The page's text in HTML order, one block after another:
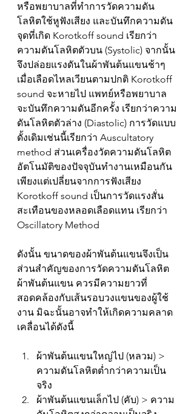
หรือพยาบาลที่ทำการวัดความดัน
โลหิตใช้หูฟังเสียง และบันทึกความดัน
จุดที่เกิด Korotkoff sound เรียกว่า
ความดันโลหิตตัวบน (Systolic) จากนั้น
จึงปล่อยแรงดันในผ้าพันต้นแขนช้าๆ
เมื่อเลือดไหลเวียนตามปกติ Korotkoff
sound จะหายไป แพทย์หรือพยาบาล
จะบันทึกความดันอีกครั้ง เรียกว่าความ
ดันโลหิตตัวล่าง (Diastolic) การวัดแบบ
ดั้งเดิมเช่นนี้เรียกว่า Auscultatory
method ส่วนเครื่องวัดความดันโลหิต
อัตโนมัติของปัจจุบันทำงานเหมือนกัน
เพียงแต่เปลี่ยนจากการฟังเสียง
Korotkoff sound เป็นการวัดแรงสั่น
สะเทือนของหลอดเลือดแทน เรียกว่า
Oscillatory Method
ดังนั้น ขนาดของผ้าพันต้นแขนจึงเป็น
ส่วนสำคัญของการวัดความดันโลหิต
ผ้าพันต้นแขน ควรมีความยาวที่
สอดคล้องกับเส้นรอบวงแขนของผู้ใช้
งาน มิฉะนั้นอาจทำให้เกิดความคลาด
เคลื่อนได้ดังนี้
ผ้าพันต้นแขนใหญ่ไป (หลวม) >
ความดันโลหิตต่ำกว่าความเป็น
จริง
ผ้าพันต้นแขนเล็กไป (คับ) > ความ